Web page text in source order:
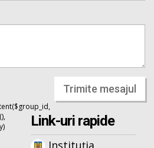
Trimite mesajul
Link-uri rapide
Instituția